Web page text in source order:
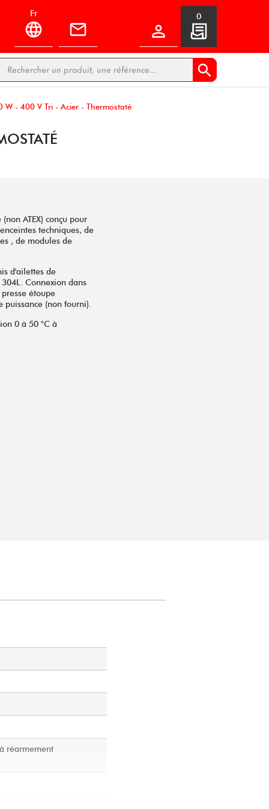
fr

0

- 400 V Tri - Acier - Thermostaté
ATEX) conçu pour
techniques, de
, de modules de
d'ailettes de
Connexion dans
étoupe
puissance (non fourni).
0 à 50 °C à
réarmement